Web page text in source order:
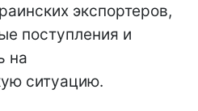
экспортеров,
поступления и
на
ситуацию.